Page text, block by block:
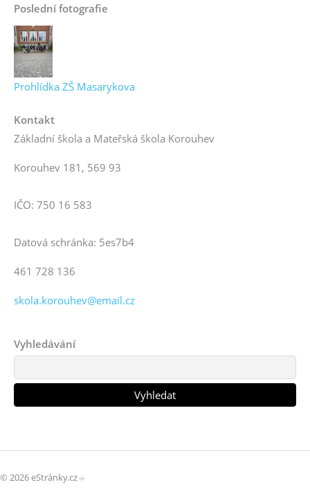
Poslední fotografie
Prohlídka ZŠ Masarykova
Kontakt
Základní škola a Mateřská škola Korouhev
Korouhev 181, 569 93
IČO: 750 16 583
Datová schránka: 5es7b4
461 728 136
skola.korouhev@email.cz
Vyhledávání
© 2026 eStránky.cz